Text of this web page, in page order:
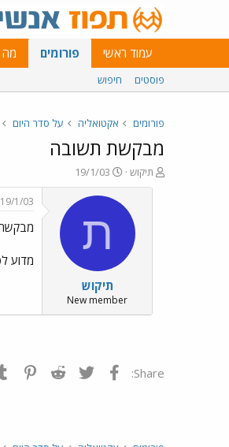
עמוד ראשי פורומים
פוסטים חיפוש
פורומים אקטואליה על סדר היום
מבקשת תשובה
פ
ו
תיקוש
פ
ו
ר
ם
א
ר
י
ך
19/1/03
ת
תיקוש
New member
19/1/03
מדוע
Share: פייסבוק Twitter
Reddit